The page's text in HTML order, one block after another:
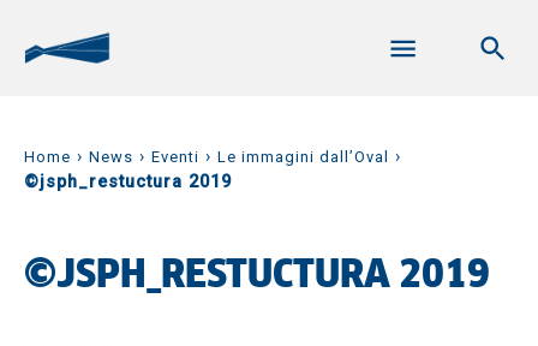
Home › News › Eventi › Le immagini dall’Oval
›
©jsph_restuctura 2019
©JSPH_RESTUCTURA 2019